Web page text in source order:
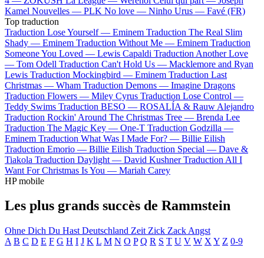
Kamel Nouvelles — PLK No love — Ninho Urus — Favé (FR)
Top traduction
Traduction Lose Yourself — Eminem Traduction The Real Slim
Shady — Eminem Traduction Without Me — Eminem Traduction
Someone You Loved — Lewis Capaldi Traduction Another Love
— Tom Odell Traduction Can't Hold Us — Macklemore and Ryan
Lewis Traduction Mockingbird — Eminem Traduction Last
Christmas — Wham Traduction Demons — Imagine Dragons
Traduction Flowers — Miley Cyrus Traduction Lose Control —
Teddy Swims Traduction BESO — ROSALÍA & Rauw Alejandro
Traduction Rockin' Around The Christmas Tree — Brenda Lee
Traduction The Magic Key — One-T Traduction Godzilla —
Eminem Traduction What Was I Made For? — Billie Eilish
Traduction Emorio — Billie Eilish Traduction Special — Dave &
Tiakola Traduction Daylight — David Kushner Traduction All I
Want For Christmas Is You — Mariah Carey
HP mobile
Les plus grands succès de Rammstein
Ohne Dich Du Hast Deutschland Zeit Zick Zack Angst
A B C D E F G H I J K L M N O P Q R S T U V W X Y Z 0-9